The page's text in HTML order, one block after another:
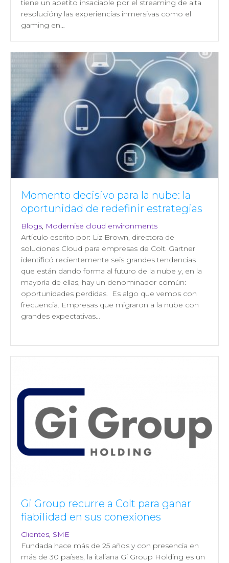
tiene un apetito insaciable por el streaming de alta
resolucióny las experiencias inmersivas como el
gaming en…
Momento decisivo para la nube: la
oportunidad de redefinir estrategias
Blogs, Modernise cloud environments
Artículo escrito por: Liz Brown, directora de
soluciones Cloud para empresas de Colt. Gartner
identificó recientemente seis grandes tendencias
que están dando forma al futuro de la nube y, en la
mayoría de ellas, hay un denominador común:
oportunidades perdidas. Es algo que vemos con
frecuencia. Empresas que migraron a la nube con
grandes expectativas…
Gi Group recurre a Colt para ganar
fiabilidad en sus conexiones
Clientes, SME
Fundada hace más de 25 años y con presencia en
más de 30 países, la italiana Gi Group Holding es un